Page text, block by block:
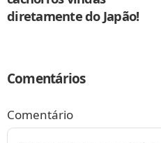
diretamente do Japão!
Comentários
Comentário